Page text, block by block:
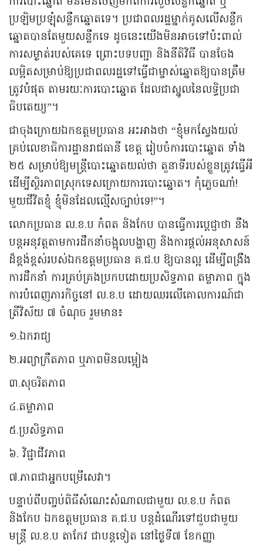
ប្រឡិមប្រឡុំសន្លឹកឆ្នោតទេ។ ប្រជាពលរដ្ឋម្នាក់គូសលើសន្លឹក
ឆ្នោតបានតែមួយសន្លឹកទេ ដូចនេះយើងមិនអាចទៅប៉ះពាល់
ការសម្ងាត់របស់គេទេ ព្រោះបទបញ្ជា និងនីតិវិធី បានចែង
លម្អិតសម្រាប់ឱ្យប្រជាពលរដ្ឋទៅធ្វើជាម្ចាស់ឆ្នោតឱ្យបានត្រឹម
ត្រូវបំផុត តាមរយៈការបោះឆ្នោត ដែលជាស្នូលនៃលទ្ធិប្រជា
ធិបតេយ្យ”។
ជាចុងក្រោយឯកឧត្តមប្រធាន អះអាងថា “ខ្ញុំមកស្វែងយល់
គ្រប់លេខាធិការដ្ឋានរាជធានី ខេត្ត រៀបចំការបោះឆ្នោត ទាំង
២៥ សម្រាប់ឱ្យមន្ត្រីបោះឆ្នោតយល់ថា តួនាទីរបស់ខ្លួនត្រូវធ្វើអី
ដើម្បីស្ថិរភាពស្រុកទេសក្រោយការបោះឆ្នោត។ កុំភ្លេចណា៎!
មួយជីវិតខ្ញុំ ខ្ញុំមិនដែលល្មើសច្បាប់ទេ!”។
លោកប្រធាន ល.ខ.ប កំពត និងកែប បានធ្វើការប្ដេជ្ញាថា នឹង
បន្តអនុវត្តតាមការដឹកនាំចង្អុលបង្ហាញ និងការផ្ដល់អនុសាសន៍
ដ៏ខ្ពង់ខ្ពស់របស់ឯកឧត្តមប្រធាន គ.ជ.ប ឱ្យបានល្អ ដើម្បីពង្រឹង
ការដឹកនាំ ការគ្រប់គ្រងប្រកបដោយប្រសិទ្ធភាព តម្លាភាព ក្នុង
ការបំពេញភារកិច្ចនៅ ល.ខ.ប ដោយឈរលើគោលការណ៍ជា
ត្រីវិស័យ ៧ ចំណុច រួមមាន៖
១.ឯករាជ្យ
២.អព្យាក្រឹតភាព ឬភាពមិនលម្អៀង
៣.សុចរិតភាព
៤.តម្លាភាព
៥.ប្រសិទ្ធភាព
៦. វិជ្ជាជីវភាព
៧.ភាពជាអ្នកបម្រើសេវា។
បន្ទាប់ពីបញ្ចប់ពិធីសំណេះសំណាលជាមួយ ល.ខ.ប កំពត
និងកែប ឯកឧត្តមប្រធាន គ.ជ.ប បន្តដំណើរទៅជួបជាមួយ
មន្ត្រី ល.ខ.ប តាកែវ ជាបន្តទៀត នៅថ្ងៃទី៧ ខែកញ្ញា